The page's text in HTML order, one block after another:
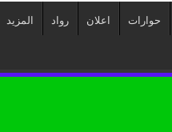
حوارات اعلان رواد المزيد